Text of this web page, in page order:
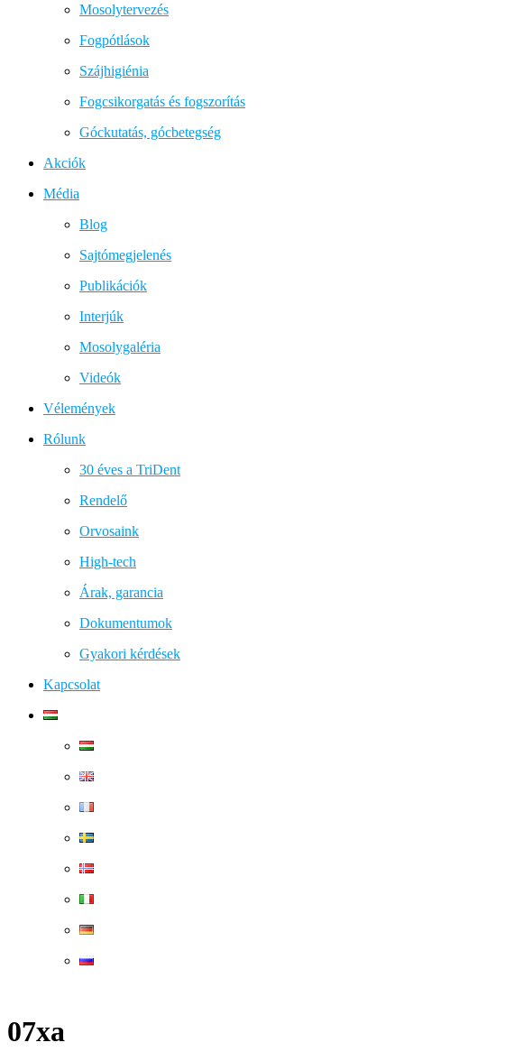
Mosolytervezés
Fogpótlások
Szájhigiénia
Fogcsikorgatás és fogszorítás
Góckutatás, gócbetegség
Akciók
Média
Blog
Sajtómegjelenés
Publikációk
Interjúk
Mosolygaléria
Videók
Vélemények
Rólunk
30 éves a TriDent
Rendelő
Orvosaink
High-tech
Árak, garancia
Dokumentumok
Gyakori kérdések
Kapcsolat
07xa